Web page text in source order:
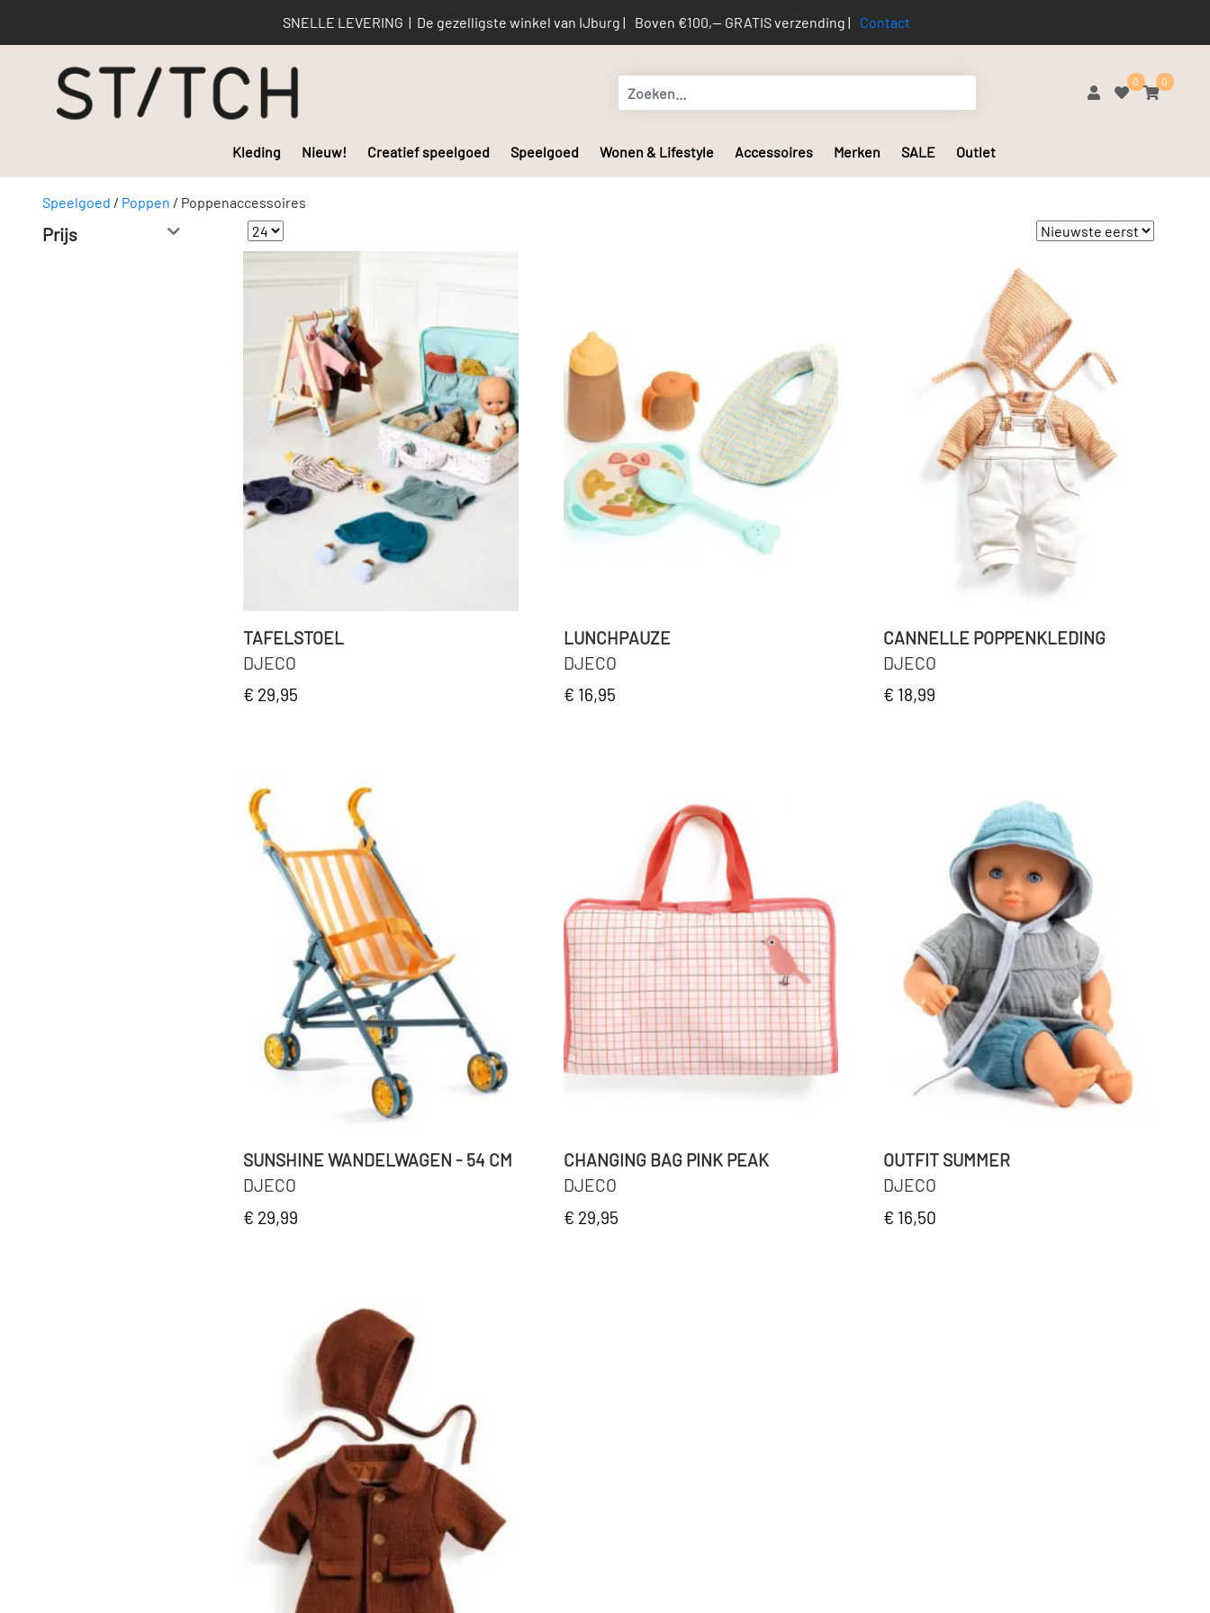
SNELLE LEVERING | De gezelligste winkel van IJburg | Boven €100,-- GRATIS verzending | Contact
0 0
Kleding Nieuw! Creatief speelgoed Speelgoed Wonen & Lifestyle Accessoires Merken SALE Outlet
Speelgoed / Poppen / Poppenaccessoires
Prijs
TAFELSTOEL
DJECO
€ 29,95
LUNCHPAUZE
DJECO
€ 16,95
CANNELLE POPPENKLEDING
DJECO
€ 18,99
SUNSHINE WANDELWAGEN - 54 CM
DJECO
€ 29,99
CHANGING BAG PINK PEAK
DJECO
€ 29,95
OUTFIT SUMMER
DJECO
€ 16,50